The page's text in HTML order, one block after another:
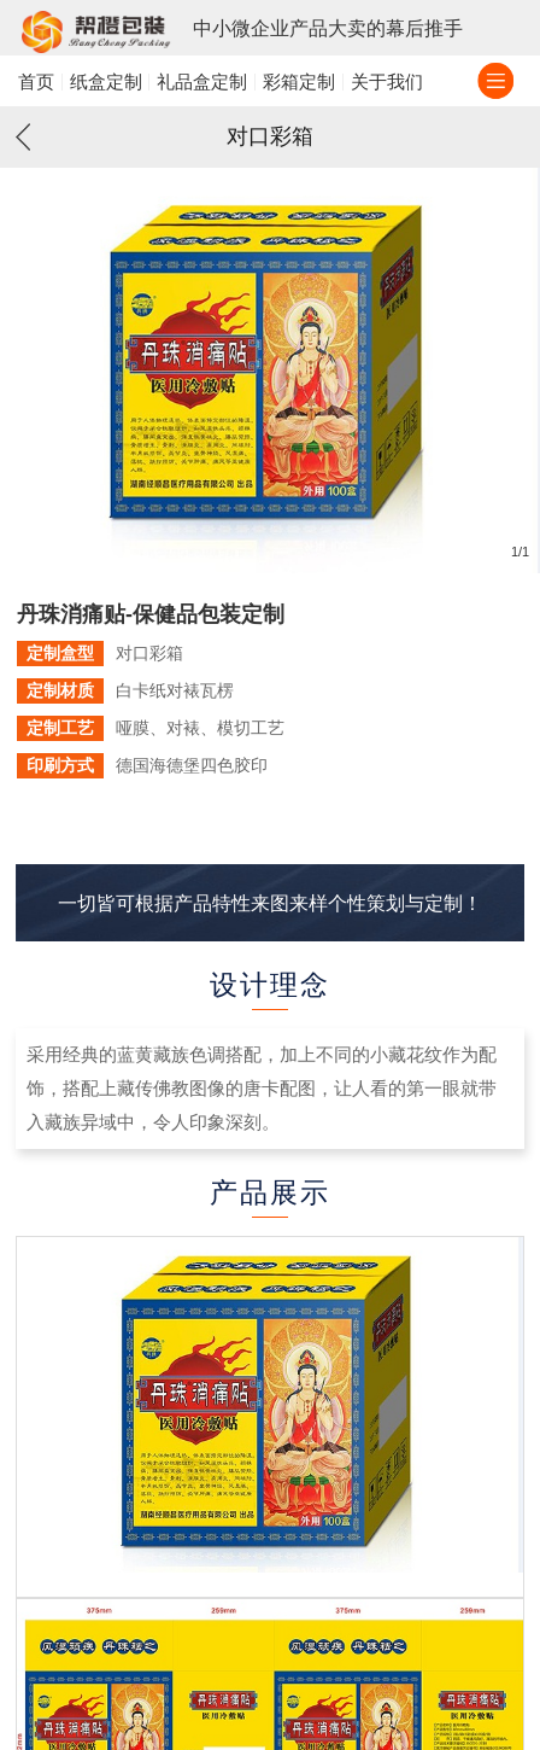
中小微企业产品大卖的幕后推手
首页 纸盒定制 礼品盒定制 彩箱定制 关于我们
对口彩箱
1/1
丹珠消痛贴-保健品包装定制
定制盒型
对口彩箱
定制材质
白卡纸对裱瓦楞
定制工艺
哑膜、对裱、模切工艺
印刷方式
德国海德堡四色胶印
一切皆可根据产品特性来图来样个性策划与定制！
设计理念
采用经典的蓝黄藏族色调搭配，加上不同的小藏花纹作为配
饰，搭配上藏传佛教图像的唐卡配图，让人看的第一眼就带
入藏族异域中，令人印象深刻。
产品展示